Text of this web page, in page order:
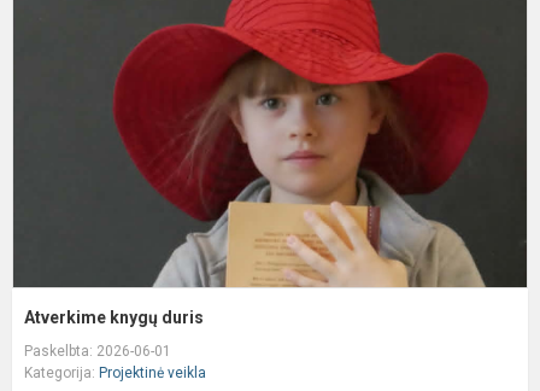
Atverkime knygų duris
Paskelbta: 2026-06-01
Kategorija: Projektinė veikla